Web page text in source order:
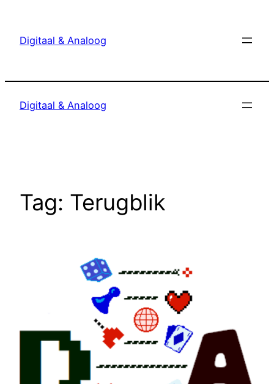
Digitaal & Analoog
Digitaal & Analoog
Tag: Terugblik